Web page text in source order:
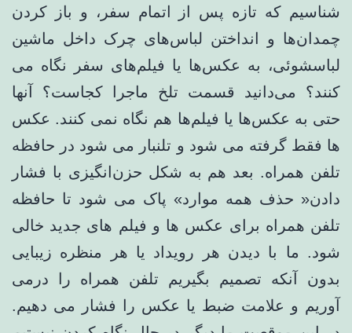
شناسیم که تازه پس از اتمام سفر، و باز کردن
چمدان‌ها و انداختن لباس‌های چرک داخل ماشین
لباسشوئی، به عکس‌ها یا فیلم‌های سفر نگاه می
کنند؟ می‌دانید قسمت تلخ ماجرا کجاست؟ آنها
حتی به عکس‌ها یا فیلم‌ها هم نگاه نمی کنند. عکس
ها فقط گرفته می شود و تلنبار می شود در حافظه
تلفن همراه. بعد هم به شکل حزن‌انگیزی با فشار
دادن« حذف همه موارد» پاک می شود تا حافظه
تلفن همراه برای عکس ها و فیلم های جدید خالی
شود. ما با دیدن هر رویداد یا هر منظره زیبایی
بدون آنکه تصمیم بگیریم تلفن همراه را درمی
آوریم و علامت ضبط یا عکس را فشار می دهیم.